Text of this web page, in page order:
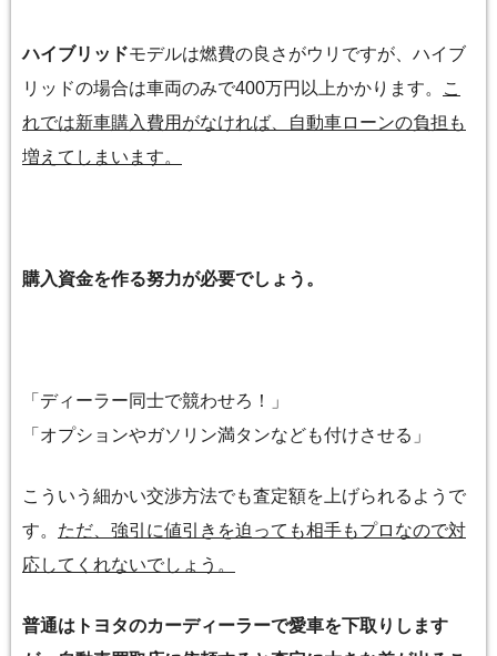
ハイブリッドモデルは燃費の良さがウリですが、ハイブ
リッドの場合は車両のみで400万円以上かかります。
こ
れでは新車購入費用がなければ、自動車ローンの負担も
増えてしまいます。
購入資金を作る努力が必要でしょう。
「ディーラー同士で競わせろ！」
「オプションやガソリン満タンなども付けさせる」
こういう細かい交渉方法でも査定額を上げられるようで
す。 ただ、強引に値引きを迫っても相手もプロなので対
応してくれないでしょう。
普通は トヨタのカーディーラーで愛車を下取り します